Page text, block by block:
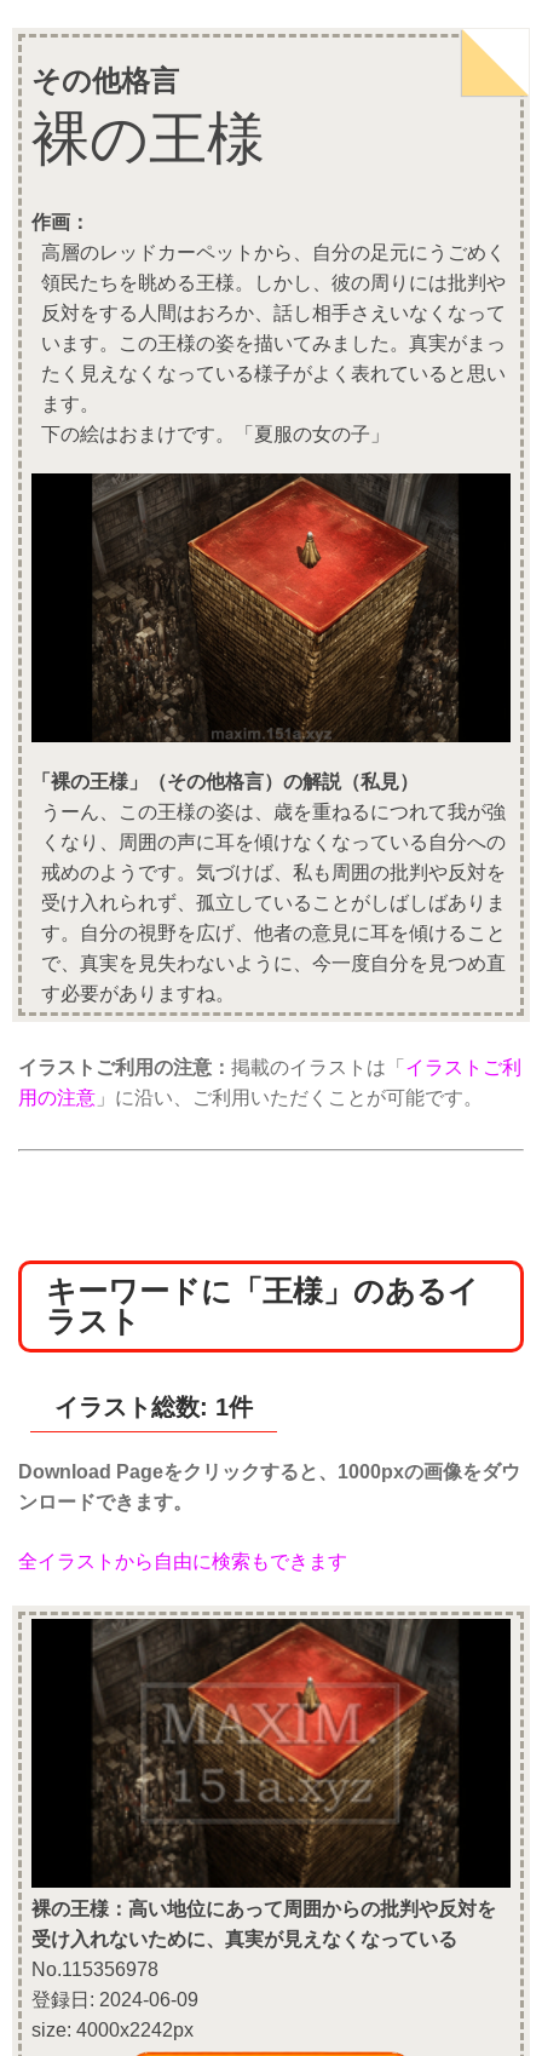
その他格言
裸の王様
作画：
高層のレッドカーペットから、自分の足元にうごめく
領民たちを眺める王様。しかし、彼の周りには批判や
反対をする人間はおろか、話し相手さえいなくなって
います。この王様の姿を描いてみました。真実がまっ
たく見えなくなっている様子がよく表れていると思い
ます。
下の絵はおまけです。「夏服の女の子」
「裸の王様」（その他格言）の解説（私見）
うーん、この王様の姿は、歳を重ねるにつれて我が強
くなり、周囲の声に耳を傾けなくなっている自分への
戒めのようです。気づけば、私も周囲の批判や反対を
受け入れられず、孤立していることがしばしばありま
す。自分の視野を広げ、他者の意見に耳を傾けること
で、真実を見失わないように、今一度自分を見つめ直
す必要がありますね。
イラストご利用の注意： 掲載のイラストは「 イラストご利
用の注意 」に沿い、ご利用いただくことが可能です。
キーワードに「王様」のあるイ
ラスト
イラスト総数: 1件
Download Pageをクリックすると、1000pxの画像をダウ
ンロードできます。
全イラストから自由に検索もできます
裸の王様：高い地位にあって周囲からの批判や反対を
受け入れないために、真実が見えなくなっている
No.115356978
登録日: 2024-06-09
size: 4000x2242px